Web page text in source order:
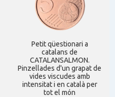
Petit qüestionari a
catalans de
CATALANSALMON.
Pinzellades d'un grapat de
vides viscudes amb
intensitat i en català per
tot el món